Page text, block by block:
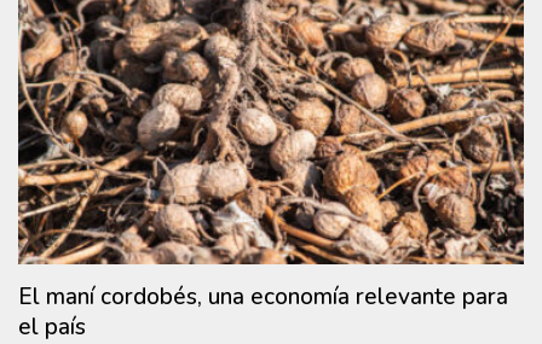
El maní cordobés, una economía relevante para
el país